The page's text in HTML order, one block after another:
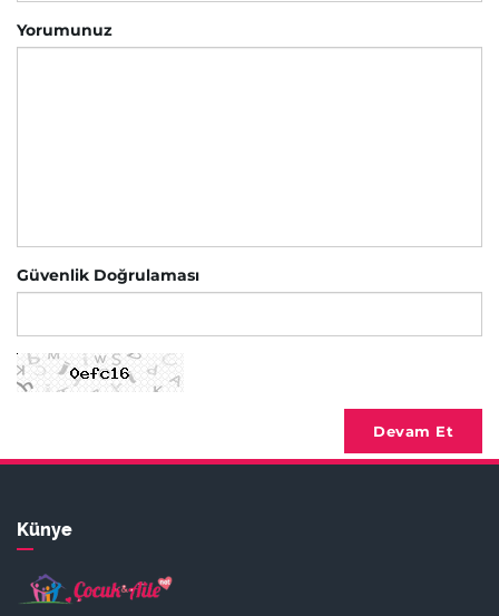
Yorumunuz
Güvenlik Doğrulaması
Devam Et
Künye